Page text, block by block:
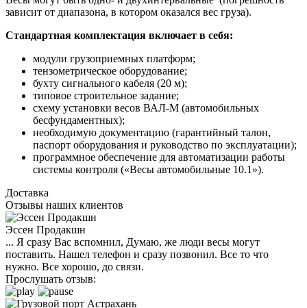
зависит от диапазона, в котором оказался вес груза).
Стандартная комплектация включает в себя:
модули грузоприемных платформ;
тензометрическое оборудование;
бухту сигнального кабеля (20 м);
типовое строительное задание;
схему установки весов ВАЛ-М (автомобильных
бесфундаментных);
необходимую документацию (гарантийный талон,
паспорт оборудования и руководство по эксплуатации);
программное обеспечение для автоматизации работы
системы контроля («Весы автомобильные 10.1»).
Доставка
Отзывы наших клиентов
Эссен Продакшн
... Я сразу Вас вспомнил, Думаю, же люди весы могут
поставить. Нашел телефон и сразу позвонил. Все то что
нужно. Все хорошо, до связи.
Прослушать отзыв: